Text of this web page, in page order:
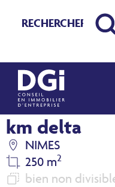
Local à
km delta
NIMES
250 m2
bien non